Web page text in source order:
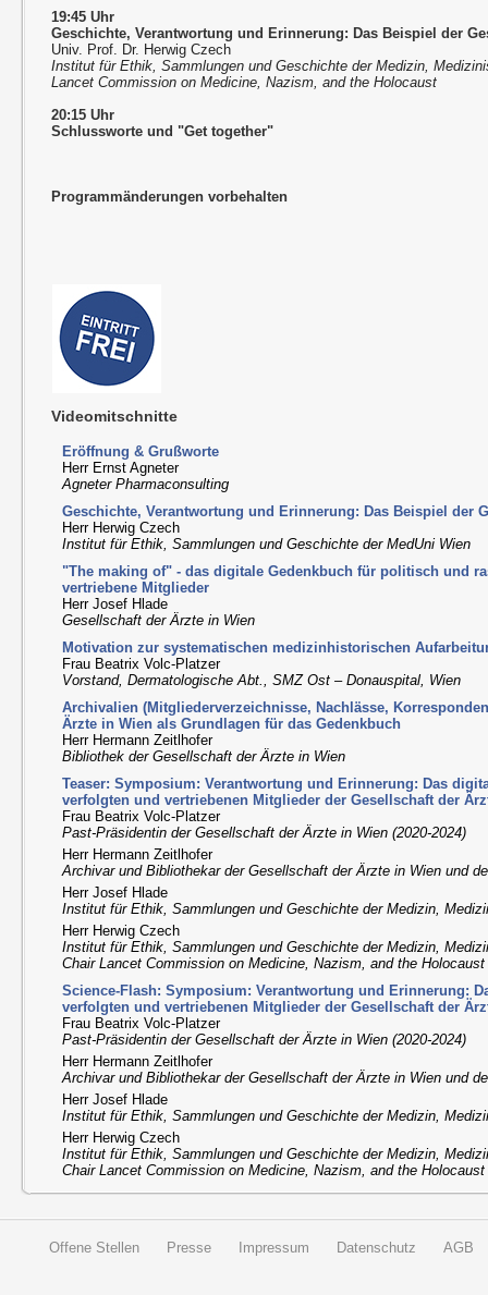
19:45 Uhr
Geschichte, Verantwortung und Erinnerung: Das Beispiel der
Univ. Prof. Dr. Herwig Czech
Institut für Ethik, Sammlungen und Geschichte der Medizin,
Lancet Commission on Medicine, Nazism, and the Holocaust
20:15 Uhr
Schlussworte und "Get together"
Programmänderungen vorbehalten
Videomitschnitte
Eröffnung & Grußworte
Herr Ernst Agneter
Agneter Pharmaconsulting
Geschichte, Verantwortung und Erinnerung: Das Beispiel der
Herr Herwig Czech
Institut für Ethik, Sammlungen und Geschichte der MedUni Wien
"The making of" - das digitale Gedenkbuch für politisch und
vertriebene Mitglieder
Herr Josef Hlade
Gesellschaft der Ärzte in Wien
Motivation zur systematischen medizinhistorischen
Frau Beatrix Volc-Platzer
Vorstand, Dermatologische Abt., SMZ Ost – Donauspital, Wien
Archivalien (Mitgliederverzeichnisse, Nachlässe,
Ärzte in Wien als Grundlagen für das Gedenkbuch
Herr Hermann Zeitlhofer
Bibliothek der Gesellschaft der Ärzte in Wien
Teaser: Symposium: Verantwortung und Erinnerung: Das
verfolgten und vertriebenen Mitglieder der Gesellschaft der
Frau Beatrix Volc-Platzer
Past-Präsidentin der Gesellschaft der Ärzte in Wien (2020-2024)
Herr Hermann Zeitlhofer
Archivar und Bibliothekar der Gesellschaft der Ärzte in Wien und
Herr Josef Hlade
Institut für Ethik, Sammlungen und Geschichte der Medizin,
Herr Herwig Czech
Institut für Ethik, Sammlungen und Geschichte der Medizin,
Chair Lancet Commission on Medicine, Nazism, and the Holocaust
Science-Flash: Symposium: Verantwortung und Erinnerung:
verfolgten und vertriebenen Mitglieder der Gesellschaft der
Frau Beatrix Volc-Platzer
Past-Präsidentin der Gesellschaft der Ärzte in Wien (2020-2024)
Herr Hermann Zeitlhofer
Archivar und Bibliothekar der Gesellschaft der Ärzte in Wien und
Herr Josef Hlade
Institut für Ethik, Sammlungen und Geschichte der Medizin,
Herr Herwig Czech
Institut für Ethik, Sammlungen und Geschichte der Medizin,
Chair Lancet Commission on Medicine, Nazism, and the Holocaust
Offene Stellen Presse Impressum Datenschutz AGB